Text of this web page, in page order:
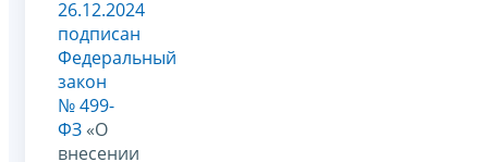
26.12.2024
подписан
Федеральный
закон
№ 499-
ФЗ «О
внесении